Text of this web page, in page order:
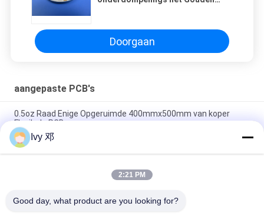
Doorgaan
aangepaste PCB's
0.5oz Raad Enige Opgeruimde 400mmx500mm van koper
Flexibele PCB
Dubbele Laag 0.25mm Flexibele PCB-Raad met Polyimide-
Versteviger
Flexibele Gedrukte FPC-Kringsraad Enige Opgeruimde
Ivy 邓
2:21 PM
Good day, what product are you looking for?